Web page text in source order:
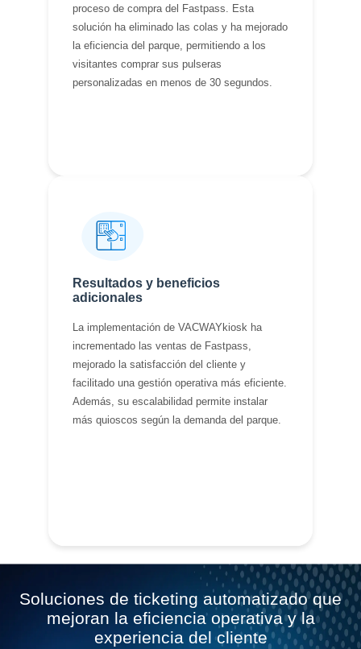
proceso de compra del Fastpass. Esta
solución ha eliminado las colas y ha mejorado
la eficiencia del parque, permitiendo a los
visitantes comprar sus pulseras
personalizadas en menos de 30 segundos.
Resultados y beneficios
adicionales
La implementación de VACWAYkiosk ha
incrementado las ventas de Fastpass,
mejorado la satisfacción del cliente y
facilitado una gestión operativa más eficiente.
Además, su escalabilidad permite instalar
más quioscos según la demanda del parque.
Soluciones de ticketing automatizado que
mejoran la eficiencia operativa y la
experiencia del cliente